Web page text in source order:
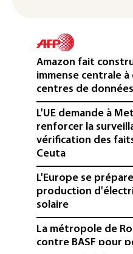
Amazon fait
immense centrale à
centres de données
L'UE demande à
renforcer la
vérification des
Ceuta
L'Europe se
production
solaire
La métropole de
contre BASF pour